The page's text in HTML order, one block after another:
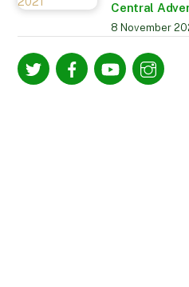
Central
8 November